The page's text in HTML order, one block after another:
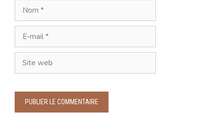
Nom
mail
Site
web